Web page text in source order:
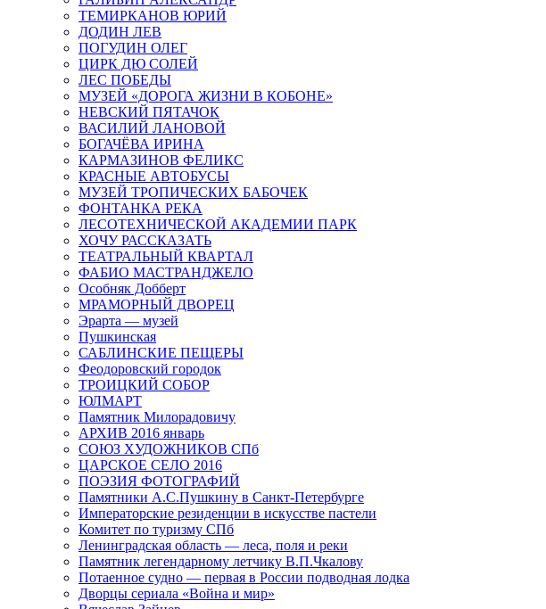
ТЕМИРКАНОВ ЮРИЙ
ДОДИН ЛЕВ
ПОГУДИН ОЛЕГ
ЦИРК ДЮ СОЛЕЙ
ЛЕС ПОБЕДЫ
МУЗЕЙ «ДОРОГА ЖИЗНИ В КОБОНЕ»
НЕВСКИЙ ПЯТАЧОК
ВАСИЛИЙ ЛАНОВОЙ
БОГАЧЁВА ИРИНА
КАРМАЗИНОВ ФЕЛИКС
КРАСНЫЕ АВТОБУСЫ
МУЗЕЙ ТРОПИЧЕСКИХ БАБОЧЕК
ФОНТАНКА РЕКА
ЛЕСОТЕХНИЧЕСКОЙ АКАДЕМИИ ПАРК
ХОЧУ РАССКАЗАТЬ
ТЕАТРАЛЬНЫЙ КВАРТАЛ
ФАБИО МАСТРАНДЖЕЛО
Особняк Добберт
МРАМОРНЫЙ ДВОРЕЦ
Эрарта — музей
Пушкинская
САБЛИНСКИЕ ПЕЩЕРЫ
Феодоровский городок
ТРОИЦКИЙ СОБОР
ЮЛМАРТ
Памятник Милорадовичу
АРХИВ 2016 январь
СОЮЗ ХУДОЖНИКОВ СПб
ЦАРСКОЕ СЕЛО 2016
ПОЭЗИЯ ФОТОГРАФИЙ
Памятники А.С.Пушкину в Санкт-Петербурге
Императорские резиденции в искусстве пастели
Комитет по туризму СПб
Ленинградская область — леса, поля и реки
Памятник легендарному летчику В.П.Чкалову
Потаенное судно — первая в России подводная лодка
Дворцы сериала «Война и мир»